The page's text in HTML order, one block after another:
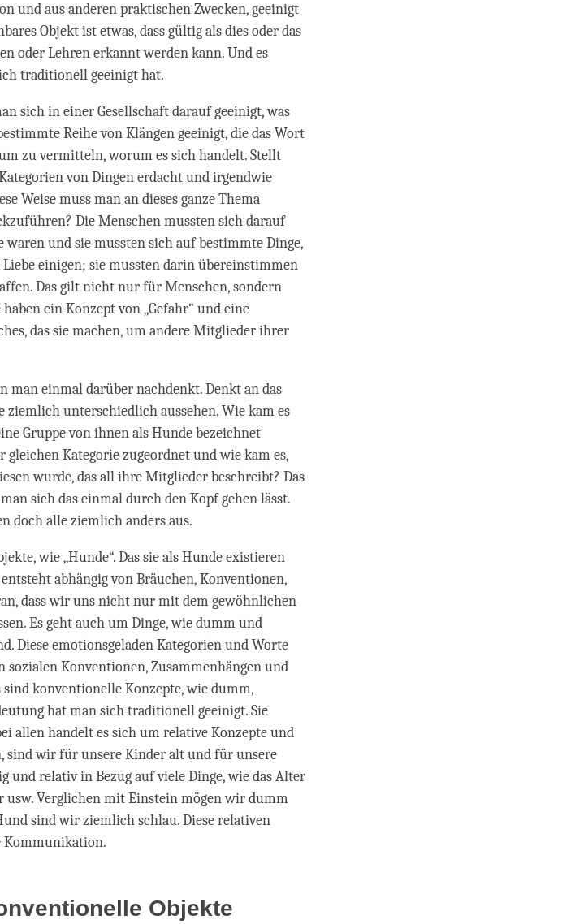
und aus anderen praktischen Zwecken, geeinigt
Objekt ist etwas, dass gültig als dies oder das
oder Lehren erkannt werden kann. Und es
traditionell geeinigt hat.
sich in einer Gesellschaft darauf geeinigt, was
Reihe von Klängen geeinigt, die das Wort
zu vermitteln, worum es sich handelt. Stellt
von Dingen erdacht und irgendwie
Weise muss man an dieses ganze Thema
Die Menschen mussten sich darauf
waren und sie mussten sich auf bestimmte Dinge,
einigen; sie mussten darin übereinstimmen
Das gilt nicht nur für Menschen, sondern
ein Konzept von „Gefahr“ und eine
das sie machen, um andere Mitglieder ihrer
man einmal darüber nachdenkt. Denkt an das
ziemlich unterschiedlich aussehen. Wie kam es
Gruppe von ihnen als Hunde bezeichnet
Kategorie zugeordnet und wie kam es,
wurde, das all ihre Mitglieder beschreibt? Das
sich das einmal durch den Kopf gehen lässt.
doch alle ziemlich anders aus.
wie „Hunde“. Das sie als Hunde existieren
abhängig von Bräuchen, Konventionen,
dass wir uns nicht nur mit dem gewöhnlichen
Es geht auch um Dinge, wie dumm und
Diese emotionsgeladen Kategorien und Worte
Konventionen, Zusammenhängen und
konventionelle Konzepte, wie dumm,
hat man sich traditionell geeinigt. Sie
allen handelt es sich um relative Konzepte und
sind wir für unsere Kinder alt und für unsere
und relativ in Bezug auf viele Dinge, wie das Alter
usw. Verglichen mit Einstein mögen wir dumm
sind wir ziemlich schlau. Diese relativen
Kommunikation.
Objekte